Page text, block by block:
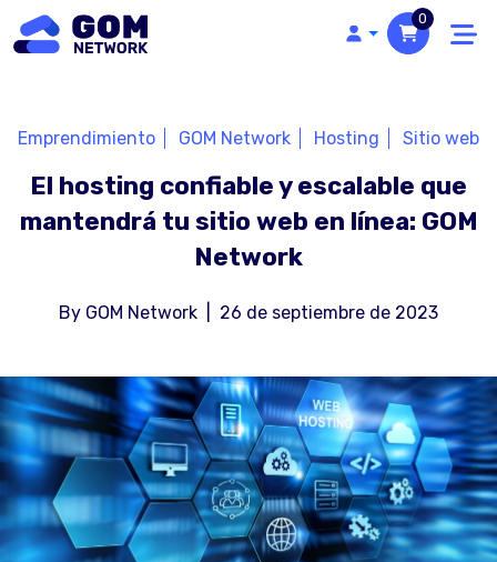
0
El hosting confiable y escalable que
mantendrá tu sitio web en línea: GOM
Network
Emprendimiento GOM Network Hosting Sitio web
By GOM Network 26 de septiembre de 2023